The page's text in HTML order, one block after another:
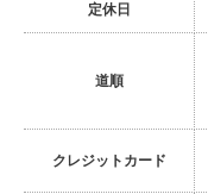
定休日
道順
クレジットカード